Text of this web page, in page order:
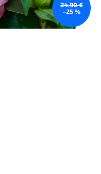
24,90 €
–25 %